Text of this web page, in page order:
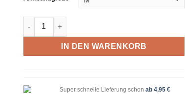
Armband Aquamarin Komet Menge
IN DEN WARENKORB
Super schnelle Lieferung schon ab 4,95 €